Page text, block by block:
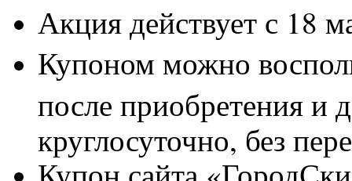
Акция действует с 18
Купоном можно
после приобретения и
круглосуточно, без